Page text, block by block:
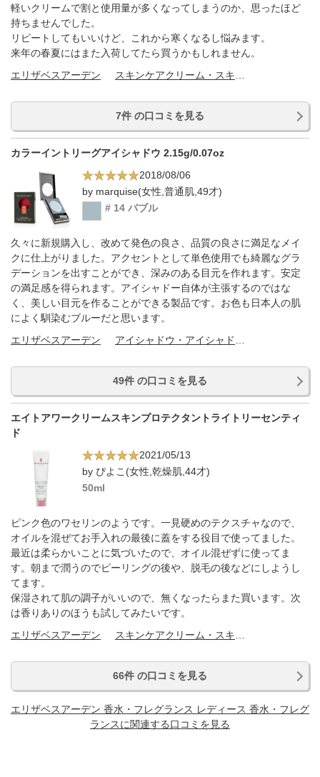
軽いクリームで割と使用量が多くなってしまうのか、思ったほど
持ちませんでした。
リピートしてもいいけど、これから寒くなるし悩みます。
来年の春夏にはまた入荷してたら買うかもしれません。
エリザベスアーデン
7件 の口コミを見る
カラーイントリーグアイシャドウ 2.15g/0.07oz
2018/08/06
by marquise(女性,普通肌,49才)
# 14 バブル
久々に新規購入し、改めて発色の良さ、品質の良さに満足なメイ
クに仕上がりました。アクセントとして単色使用でも綺麗なグラ
デーションを出すことができ、深みのある目元を作れます。安定
の満足感を得られます。アイシャドー自体が主張するのではな
く、美しい目元を作ることができる製品です。お色も日本人の肌
によく馴染むブルーだと思います。
エリザベスアーデン
49件 の口コミを見る
エイトアワークリームスキンプロテクタントライトリーセンティ
ド
2021/05/13
by ぴよこ(女性,乾燥肌,44才)
50ml
ピンク色のワセリンのようです。一見硬めのテクスチャなので、
オイルを混ぜてお手入れの最後に蓋をする役目で使ってました。
最近は柔らかいことに気づいたので、オイル混ぜずに使ってま
す。朝まで潤うのでピーリングの後や、脱毛の後などにしようし
てます。
保湿されて肌の調子がいいので、無くなったらまた買います。次
は香りありのほうも試してみたいです。
エリザベスアーデン
66件 の口コミを見る
エリザベスアーデン 香水・フレグランス レディース 香水・フレグ
ランスに関連する口コミを見る